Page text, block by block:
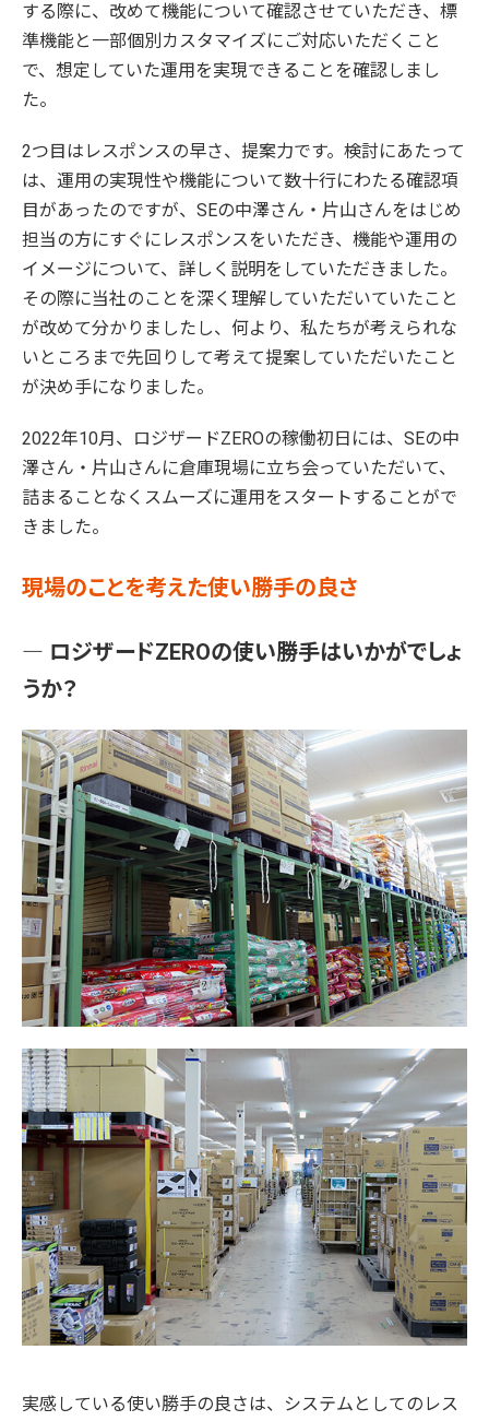
する際に、改めて機能について確認させていただき、標
準機能と一部個別カスタマイズにご対応いただくこと
で、想定していた運用を実現できることを確認しまし
た。
2つ目はレスポンスの早さ、提案力です。検討にあたって
は、運用の実現性や機能について数十行にわたる確認項
目があったのですが、SEの中澤さん・片山さんをはじめ
担当の方にすぐにレスポンスをいただき、機能や運用の
イメージについて、詳しく説明をしていただきました。
その際に当社のことを深く理解していただいていたこと
が改めて分かりましたし、何より、私たちが考えられな
いところまで先回りして考えて提案していただいたこと
が決め手になりました。
2022年10月、ロジザードZEROの稼働初日には、SEの中
澤さん・片山さんに倉庫現場に立ち会っていただいて、
詰まることなくスムーズに運用をスタートすることがで
きました。
現場のことを考えた使い勝手の良さ
― ロジザードZEROの使い勝手はいかがでしょ
うか？
実感している使い勝手の良さは、システムとしてのレス